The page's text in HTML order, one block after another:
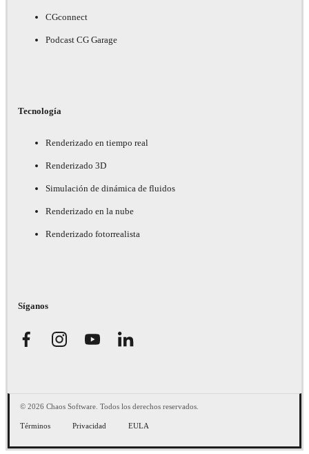
CGconnect
Podcast CG Garage
Tecnología
Renderizado en tiempo real
Renderizado 3D
Simulación de dinámica de fluidos
Renderizado en la nube
Renderizado fotorrealista
Síganos
© 2026 Chaos Software. Todos los derechos reservados.
Términos Privacidad EULA